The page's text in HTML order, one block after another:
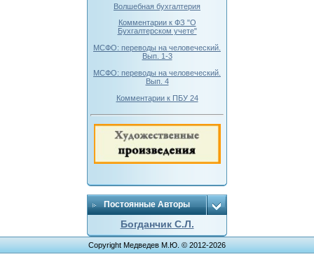
Волшебная бухгалтерия
Комментарии к ФЗ "О
Бухгалтерском учете"
МСФО: переводы на человеческий.
Вып. 1-3
МСФО: переводы на человеческий.
Вып. 4
Комментарии к ПБУ 24
Постоянные Авторы
Богданчик С.Л.
Copyright Медведев М.Ю. © 2012-2026